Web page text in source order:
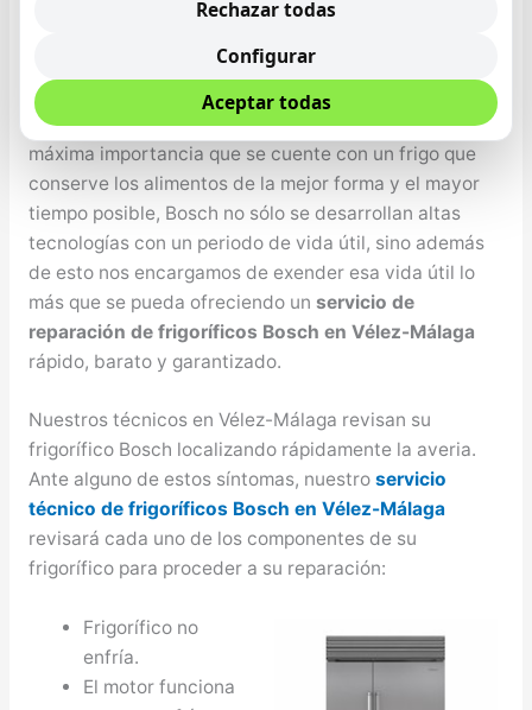
compresor de la nevera no marcha, le falta gas al
problema lo solucionamos. Nuestro bienestar y el de
nuestro seres queridos depende primordialmente de
la alimentación que se tenga, por lo tanto es de
máxima importancia que se cuente con un frigo que
conserve los alimentos de la mejor forma y el mayor
tiempo posible, Bosch no sólo se desarrollan altas
tecnologías con un periodo de vida útil, sino además
de esto nos encargamos de exender esa vida útil lo
más que se pueda ofreciendo un servicio de
reparación de frigoríficos Bosch en Vélez-Málaga
rápido, barato y garantizado.
Nuestros técnicos en Vélez-Málaga revisan su
frigorífico Bosch localizando rápidamente la averia.
Ante alguno de estos síntomas, nuestro servicio
técnico de frigoríficos Bosch en Vélez-Málaga
revisará cada uno de los componentes de su
frigorífico para proceder a su reparación:
Frigorífico no
enfría.
El motor funciona
Rechazar todas
Configurar
Aceptar todas